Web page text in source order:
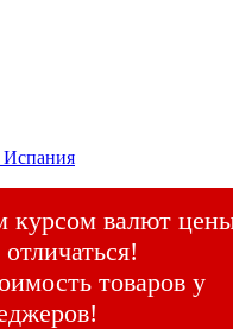
Испания
курсом валют
товаров у